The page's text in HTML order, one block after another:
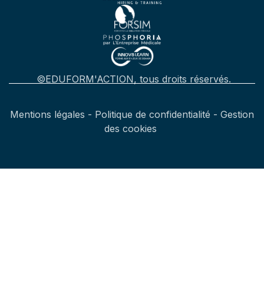
©EDUFORM'ACTION, tous droits réservés.
Mentions légales - Politique de confidentialité - Gestion
des cookies